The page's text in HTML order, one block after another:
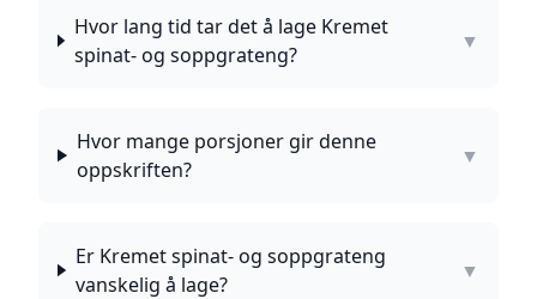
Hvor lang tid tar det å lage Kremet
spinat- og soppgrateng?
▼
Hvor mange porsjoner gir denne
oppskriften?
▼
Er Kremet spinat- og soppgrateng
vanskelig å lage?
▼